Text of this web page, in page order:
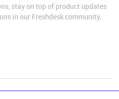
stay on top of product updates
in our Freshdesk community.